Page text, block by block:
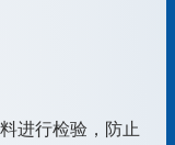
进行检验，防止